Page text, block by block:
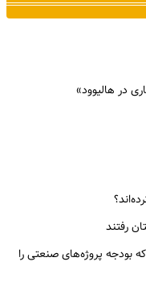
در هالیوود»
رفتند
۵ اشتباه مهلک که بودجه پروژه‌های صنعتی را